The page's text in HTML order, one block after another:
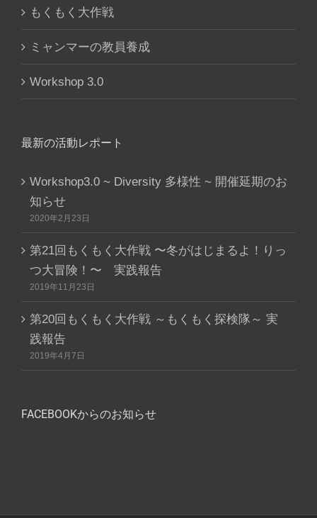
もくもく大作戦
ミャンマーの教員養成
Workshop 3.0
最新の活動レポート
Workshop3.0 ~ Diversity 多様性 ~ 開催延期のお
知らせ
2020年2月23日
第21回もくもく大作戦 〜冬がはじまるよ！りっ
つ大冒険！〜 実践報告
2019年11月23日
第20回もくもく大作戦 ～もくもく探検隊～ 実
践報告
2019年4月7日
FACEBOOKからのお知らせ